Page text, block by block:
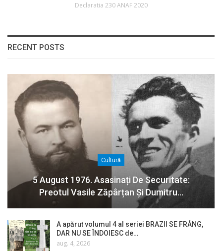
Declaratia 230 ANAF 2020
RECENT POSTS
Cultură
5 August 1976. Asasinați De Securitate:
Preotul Vasile Zăpârțan Și Dumitru…
A apărut volumul 4 al seriei BRAZII SE FRÂNG,
DAR NU SE ÎNDOIESC de…
aug. 4, 2026